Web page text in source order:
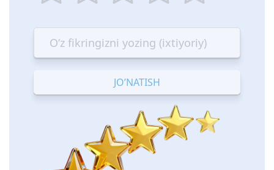
star
Terrible
stars
—
Bad
stars
—
OK
stars
—
Good
stars
—
Excellent